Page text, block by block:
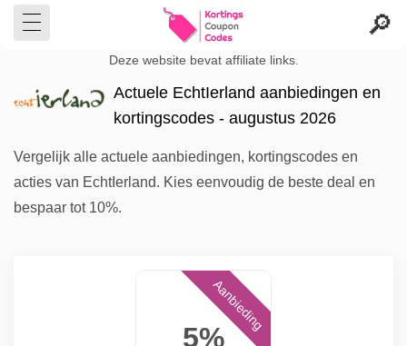
Deze website bevat affiliate links.
Actuele EchtIerland aanbiedingen en
kortingscodes - augustus 2026
Vergelijk alle actuele aanbiedingen, kortingscodes en
acties van EchtIerland. Kies eenvoudig de beste deal en
bespaar tot 10%.
5%
Aanbieding